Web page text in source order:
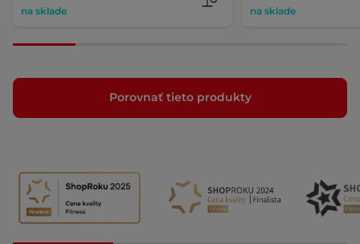
na sklade na sklade
Porovnať tieto produkty